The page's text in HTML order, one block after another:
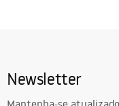
Newsletter